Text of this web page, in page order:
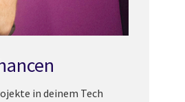
in deinem Tech